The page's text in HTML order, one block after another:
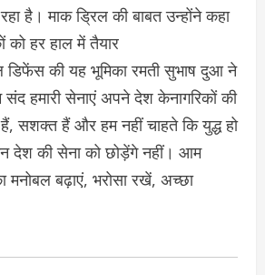
है। माक ड्रिल की बाबत उन्होंने कहा
हर हाल में तैयार
डिफेंस की यह भूमिका रमती सुभाष दुआ ने
हमारी सेनाएं अपने देश केनागरिकों की
सशक्त हैं और हम नहीं चाहते कि युद्ध हो
देश की सेना को छोड़ेंगे नहीं। आम
मनोबल बढ़ाएं, भरोसा रखें, अच्छा